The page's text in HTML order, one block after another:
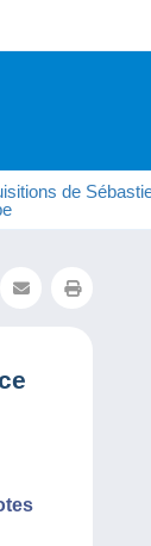
de